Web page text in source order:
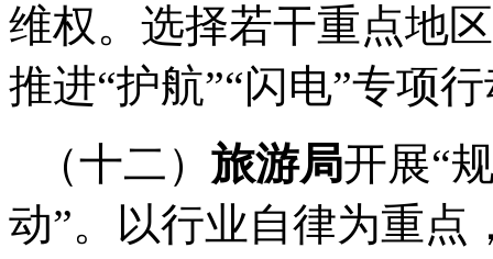
维权。选择若干重点地
推进“护航”“闪电”专项
（十二） 旅游局开展“
动”。以行业自律为重点